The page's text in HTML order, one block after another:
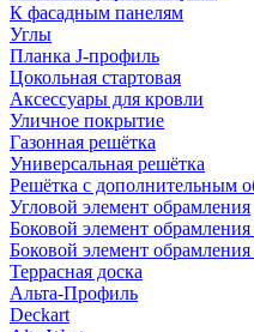
К фасадным панелям
Углы
Планка J-профиль
Цокольная стартовая
Аксессуары для кровли
Уличное покрытие
Газонная решётка
Универсальная решётка
Решётка с дополнительным
Угловой элемент обрамления
Боковой элемент
Боковой элемент
Террасная доска
Альта-Профиль
Deckart